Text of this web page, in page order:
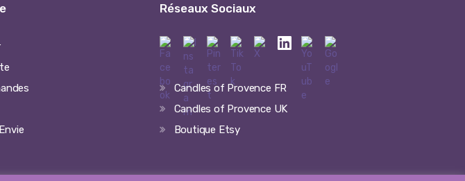
Réseaux Sociaux
Candles of Provence FR
Candles of Provence UK
Boutique Etsy